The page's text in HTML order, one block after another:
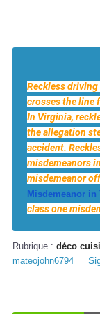
Reckless driving
crosses the line
In Virginia,
the allegation
accident.
misdemeanors
misdemeanor
Misdemeanor
class one
Rubrique : déco
mateojohn6794